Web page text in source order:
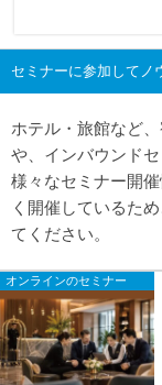
セミナーに参加してノ
ホテル・旅館など
や、インバウンド
様々なセミナー開
く開催しているた
てください。
オンラインのセミナー